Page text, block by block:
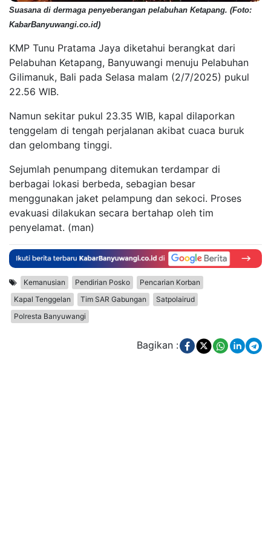
Suasana di dermaga penyeberangan pelabuhan Ketapang. (Foto:
KabarBanyuwangi.co.id)
KMP Tunu Pratama Jaya diketahui berangkat dari
Pelabuhan Ketapang, Banyuwangi menuju Pelabuhan
Gilimanuk, Bali pada Selasa malam (2/7/2025) pukul
22.56 WIB.
Namun sekitar pukul 23.35 WIB, kapal dilaporkan
tenggelam di tengah perjalanan akibat cuaca buruk
dan gelombang tinggi.
Sejumlah penumpang ditemukan terdampar di
berbagai lokasi berbeda, sebagian besar
menggunakan jaket pelampung dan sekoci. Proses
evakuasi dilakukan secara bertahap oleh tim
penyelamat. (man)
Kemanusian Pendirian Posko
Pencarian Korban
Kapal Tenggelan
Tim SAR Gabungan
Satpolairud
Polresta Banyuwangi
Bagikan :